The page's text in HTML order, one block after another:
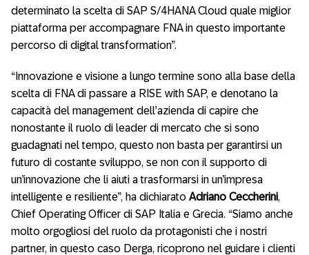
determinato la scelta di SAP S/4HANA Cloud quale miglior
piattaforma per accompagnare FNA in questo importante
percorso di digital transformation”.
“Innovazione e visione a lungo termine sono alla base della
scelta di FNA di passare a RISE with SAP, e denotano la
capacità del management dell’azienda di capire che
nonostante il ruolo di leader di mercato che si sono
guadagnati nel tempo, questo non basta per garantirsi un
futuro di costante sviluppo, se non con il supporto di
un’innovazione che li aiuti a trasformarsi in un’impresa
intelligente e resiliente”, ha dichiarato Adriano Ceccherini,
Chief Operating Officer di SAP Italia e Grecia. “Siamo anche
molto orgogliosi del ruolo da protagonisti che i nostri
partner, in questo caso Derga, ricoprono nel guidare i clienti